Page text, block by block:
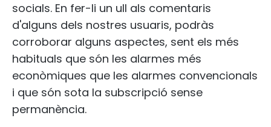
socials. En fer-li un ull als comentaris
d'alguns dels nostres usuaris, podràs
corroborar alguns aspectes, sent els més
habituals que són les alarmes més
econòmiques que les alarmes convencionals
i que són sota la subscripció sense
permanència.